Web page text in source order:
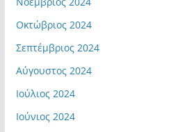
Οκτώβριος 2024
Σεπτέμβριος 2024
Αύγουστος 2024
Ιούλιος 2024
Ιούνιος 2024